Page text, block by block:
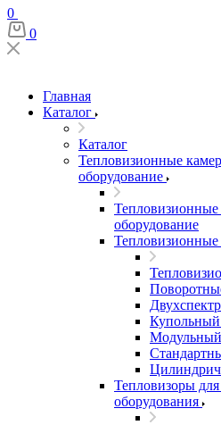
0
0
Главная
Каталог
Каталог
Тепловизионные
оборудование
оборудование
Купольный
Модульный
Тепловизоры
оборудования